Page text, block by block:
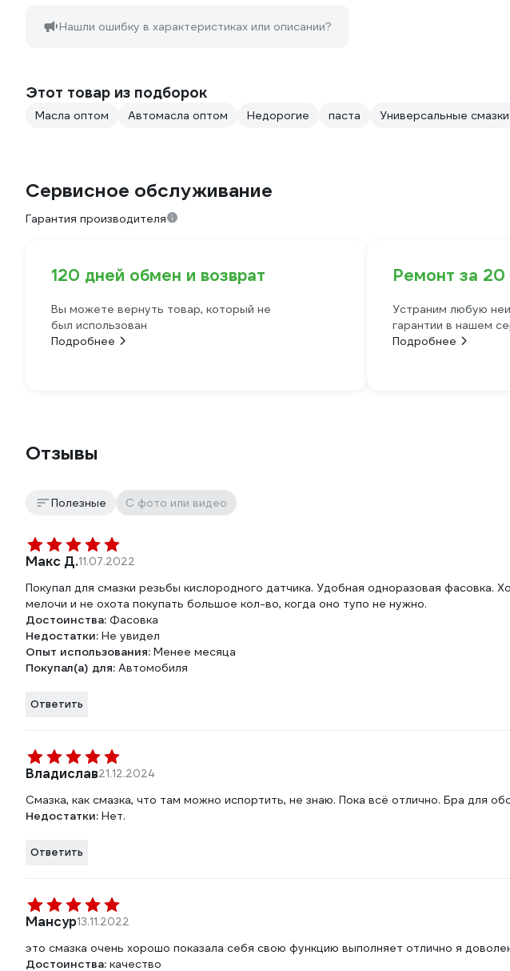
Нашли ошибку в характеристиках или описании?
Этот товар из подборок
Масла оптом Автомасла оптом Недорогие паста Универсальные
Сервисное обслуживание
Гарантия производителя
120 дней обмен и возврат
Вы можете вернуть товар, который не
был использован
Подробнее
Ремонт за 20
Устраним любую
гарантии в нашем
Подробнее
Отзывы
Полезные С фото или видео
Макс Д.11.07.2022
Покупал для смазки резьбы кислородного датчика. Удобная одноразовая фасовка.
мелочи и не охота покупать большое кол-во, когда оно тупо не нужно.
Достоинства: Фасовка
Недостатки: Не увидел
Опыт использования: Менее месяца
Покупал(а) для: Автомобиля
Ответить
Владислав21.12.2024
Смазка, как смазка, что там можно испортить, не знаю. Пока всё отлично. Бра для
Недостатки: Нет.
Ответить
Мансур13.11.2022
это смазка очень хорошо показала себя свою функцию выполняет отлично я
Достоинства: качество